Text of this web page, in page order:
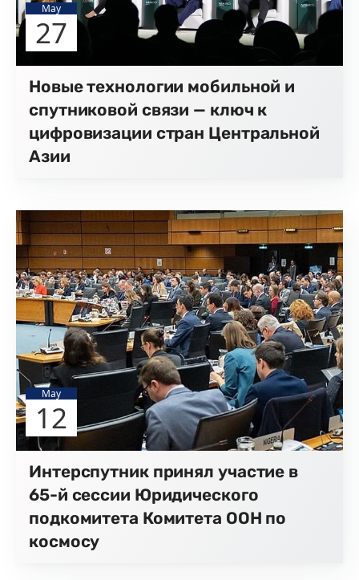
May
27
Новые технологии мобильной и
спутниковой связи — ключ к
цифровизации стран Центральной
Азии
May
12
Интерспутник принял участие в
65-й сессии Юридического
подкомитета Комитета ООН по
космосу